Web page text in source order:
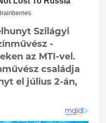
Szilágyi
-
az MTI-vel.
családja
el július 2-án,